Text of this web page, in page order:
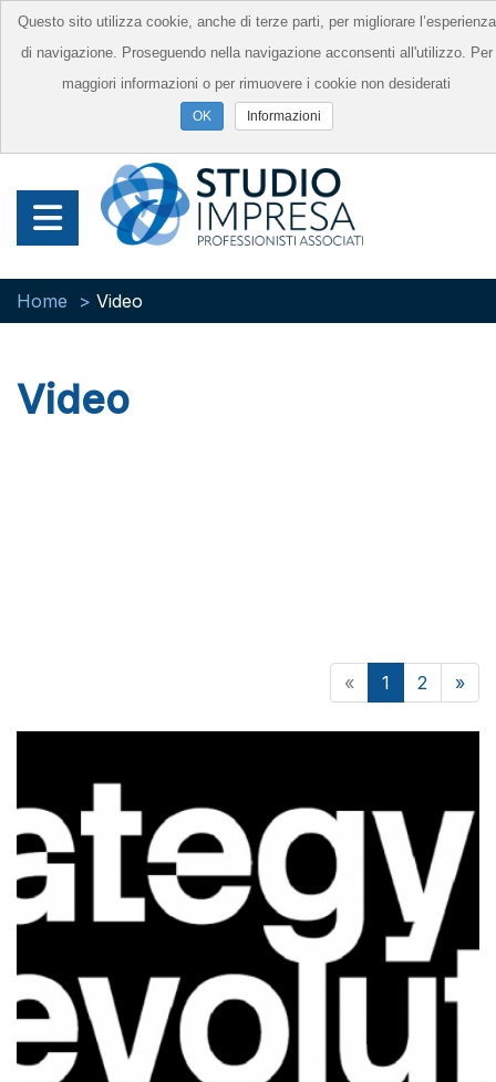
Home Video
Video
« 1 2 »
Questo sito utilizza cookie, anche di terze parti, per migliorare l’esperienza
di navigazione. Proseguendo nella navigazione acconsenti all'utilizzo. Per
maggiori informazioni o per rimuovere i cookie non desiderati
Informazioni